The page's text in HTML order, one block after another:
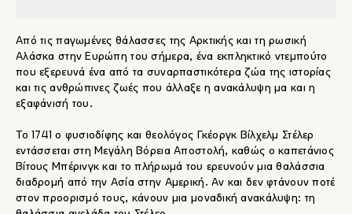
Από τις παγωμένες θάλασσες της Αρκτικής και τη ρωσική
Αλάσκα στην Ευρώπη του σήμερα, ένα εκπληκτικό ντεμπούτο
που εξερευνά ένα από τα συναρπαστικότερα ζώα της ιστορίας
και τις ανθρώπινες ζωές που άλλαξε η ανακάλυψη μα και η
εξαφάνισή του.
Το 1741 ο φυσιοδίφης και θεολόγος Γκέοργκ Βίλχελμ Στέλερ
εντάσσεται στη Μεγάλη Βόρεια Αποστολή, καθώς ο καπετάνιος
Βίτους Μπέρινγκ και το πλήρωμά του ερευνούν μια θαλάσσια
διαδρομή από την Ασία στην Αμερική. Αν και δεν φτάνουν ποτέ
στον προορισμό τους, κάνουν μια μοναδική ανακάλυψη: τη